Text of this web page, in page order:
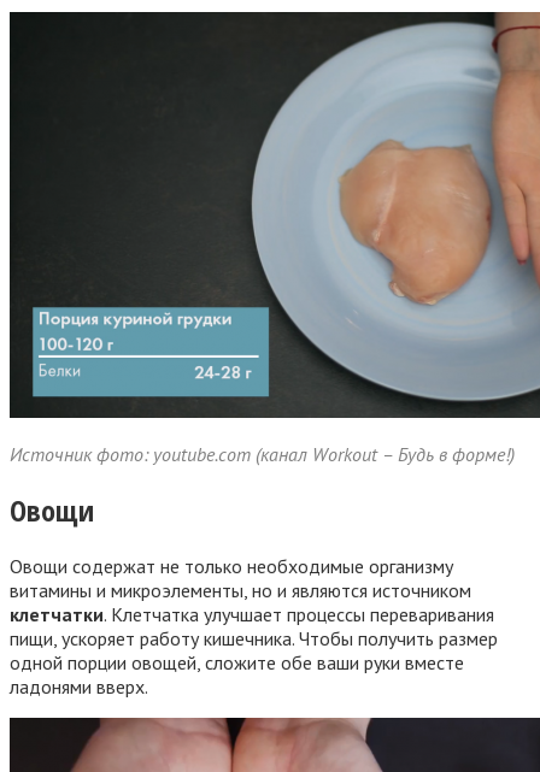
Источник фото: youtube.com (канал Workout – Будь в форме!)
Овощи
Овощи содержат не только необходимые организму
витамины и микроэлементы, но и являются источником
клетчатки. Клетчатка улучшает процессы переваривания
пищи, ускоряет работу кишечника. Чтобы получить размер
одной порции овощей, сложите обе ваши руки вместе
ладонями вверх.